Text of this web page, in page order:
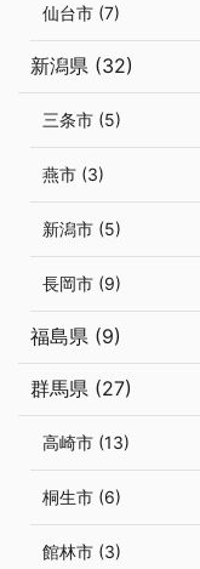
仙台市 (7)
新潟県 (32)
三条市 (5)
燕市 (3)
新潟市 (5)
長岡市 (9)
福島県 (9)
群馬県 (27)
高崎市 (13)
桐生市 (6)
館林市 (3)